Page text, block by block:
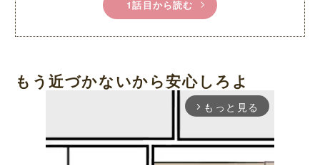
1話目から読む
もう近づかないから安心しろよ
arrow_forward_ios もっと見る